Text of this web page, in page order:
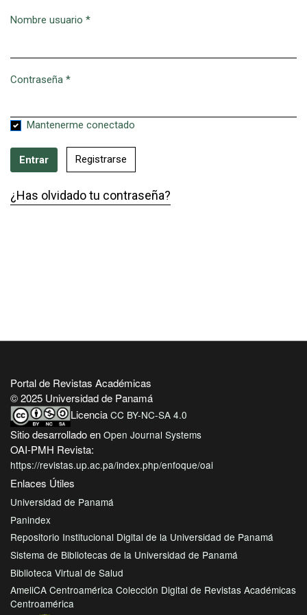
Nombre usuario *
Contraseña *
Mantenerme conectado
Entrar Registrarse
¿Has olvidado tu contraseña?
Portal de Revistas Académicas
© 2025 Universidad de Panamá
Licencia CC BY-NC-SA 4.0
Sitio desarrollado en Open Journal Systems
OAI-PMH Revista:
https://revistas.up.ac.pa/index.php/enfoque/oai
Enlaces Útiles
Universidad de Panamá
Panindex
Repositorio Institucional Digital de la Universidad de Panamá
Sistema de Bibliotecas de la Universidad de Panamá
Biblioteca Virtual de Salud
AmeliCA Centroamérica Colección Digital de Revistas Académicas
Centroamérica